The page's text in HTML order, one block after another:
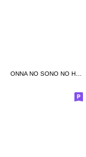
ONNA NO SONO NO HOSHI